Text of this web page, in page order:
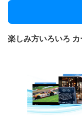
楽しみ方いろいろ カ